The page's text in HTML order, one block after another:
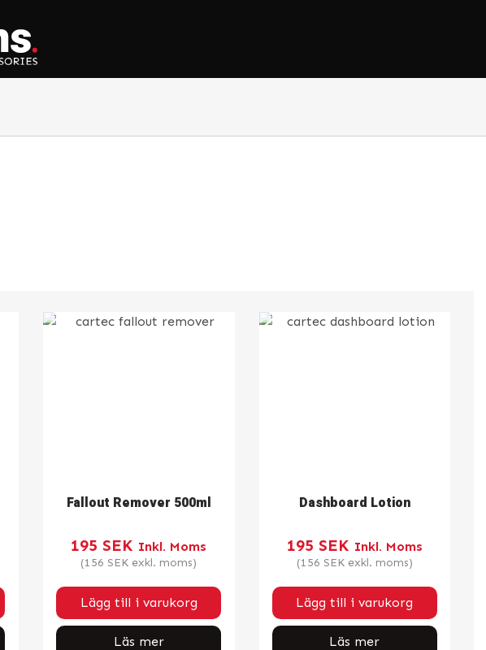
Fallout Remover 500ml
195 SEK Inkl. Moms
(156 SEK exkl. moms)
Lägg till i varukorg
Läs mer
Dashboard Lotion
195 SEK Inkl. Moms
(156 SEKexkl. moms)
Lägg till i varukorg
Läs mer